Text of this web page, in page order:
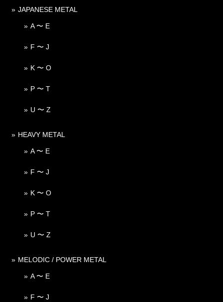
JAPANESE METAL
A 〜 E
F 〜 J
K 〜 O
P 〜 T
U 〜 Z
HEAVY METAL
A 〜 E
F 〜 J
K 〜 O
P 〜 T
U 〜 Z
MELODIC / POWER METAL
A 〜 E
F 〜 J